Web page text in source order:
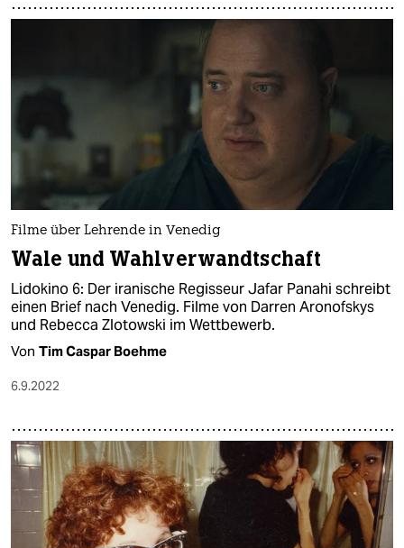
Filme über Leh­re­nde in Venedig
Wale und Wahlverwandtschaft
Lidokino 6: Der iranische Regisseur Jafar Panahi schreibt
einen Brief nach Venedig. Filme von Darren Aronofskys
und Rebecca Zlotowski im Wettbewerb.
Von Tim Caspar Boehme
6.9.2022